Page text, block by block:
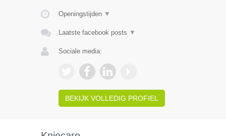
Openingstijden ▼
Laatste facebook posts ▼
Sociale media:
BEKIJK VOLLEDIG PROFIEL